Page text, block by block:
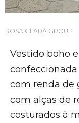
ROSA CLARÁ GROUP
Vestido boho
com renda de
com alças de
costurados à